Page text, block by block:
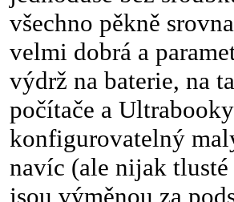
všechno pěkně
velmi dobrá a
výdrž na baterie, na
počítače a
konfigurovatelný
navíc (ale nijak
jsou výměnou za